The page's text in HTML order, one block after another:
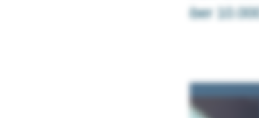
und seit über